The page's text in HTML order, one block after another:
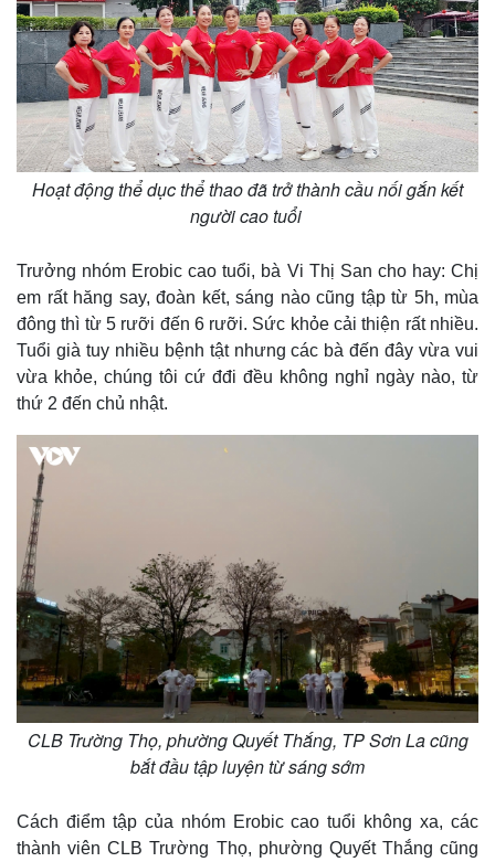
Quan sát
Cuộc sống đó đây
Hồ sơ
Ảnh
E-Magazine
Infographic
Hoạt động thể dục thể thao đã trở thành cầu nối gắn kết
người cao tuổi
Trưởng nhóm Erobic cao tuổi, bà Vi Thị San cho hay: Chị
em rất hăng say, đoàn kết, sáng nào cũng tập từ 5h, mùa
đông thì từ 5 rưỡi đến 6 rưỡi. Sức khỏe cải thiện rất nhiều.
Tuổi già tuy nhiều bệnh tật nhưng các bà đến đây vừa vui
vừa khỏe, chúng tôi cứ đđi đều không nghỉ ngày nào, từ
thứ 2 đến chủ nhật.
CLB Trường Thọ, phường Quyết Thắng, TP Sơn La cũng
bắt đầu tập luyện từ sáng sớm
Cách điểm tập của nhóm Erobic cao tuổi không xa, các
thành viên CLB Trường Thọ, phường Quyết Thắng cũng